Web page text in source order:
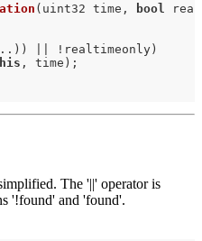
(uint32 time, bool
|| !realtimeonly)
, time);
The '||' operator is
'!found' and 'found'.